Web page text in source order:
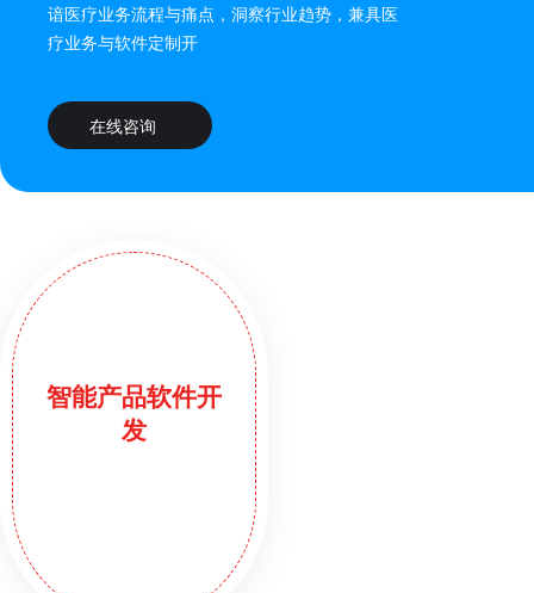
谙医疗业务流程与痛点，洞察行业趋势，兼具医
疗业务与软件定制开
在线咨询
智能产品软件开
发